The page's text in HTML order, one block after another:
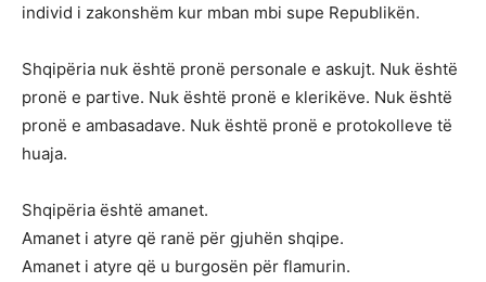
individ i zakonshëm kur mban mbi supe Republikën.
Shqipëria nuk është pronë personale e askujt. Nuk është
pronë e partive. Nuk është pronë e klerikëve. Nuk është
pronë e ambasadave. Nuk është pronë e protokolleve të
huaja.
Shqipëria është amanet.
Amanet i atyre që ranë për gjuhën shqipe.
Amanet i atyre që u burgosën për flamurin.